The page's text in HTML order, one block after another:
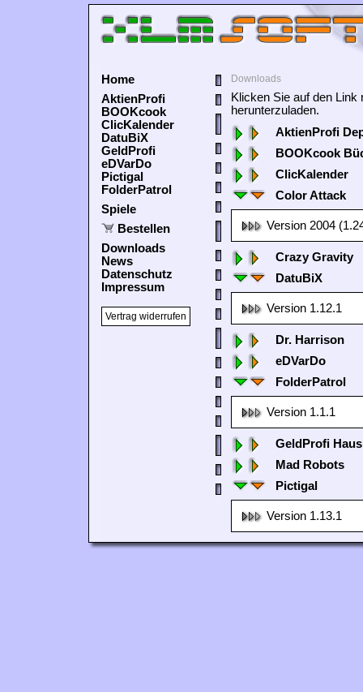
Home
AktienProfi
BOOKcook
ClicKalender
DatuBiX
GeldProfi
eDVarDo
Pictigal
FolderPatrol
Spiele
Bestellen
Downloads
News
Datenschutz
Impressum
Vertrag widerrufen
Downloads
Klicken Sie auf den
herunterzuladen.
AktienProfi
BOOKcook
ClicKalender
Color Attack
Version 2004
Crazy Gravity
DatuBiX
Version 1.12.1
Dr. Harrison
eDVarDo
FolderPatrol
Version 1.1.1
GeldProfi
Mad Robots
Pictigal
Version 1.13.1